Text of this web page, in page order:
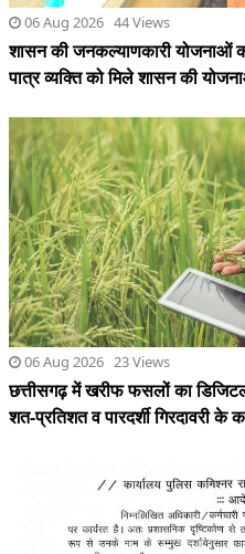
06 Aug 2026 23 Views
छत्तीसगढ़ में खरीफ फसलों का
शत-प्रतिशत व पारदर्शी गिरदावरी के
06 Aug 2026 31 Views
रायपुर पुलिस कमिश्नरेट में 34 पुलिस